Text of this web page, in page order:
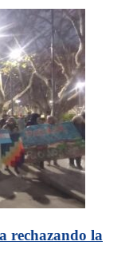
rechazando la